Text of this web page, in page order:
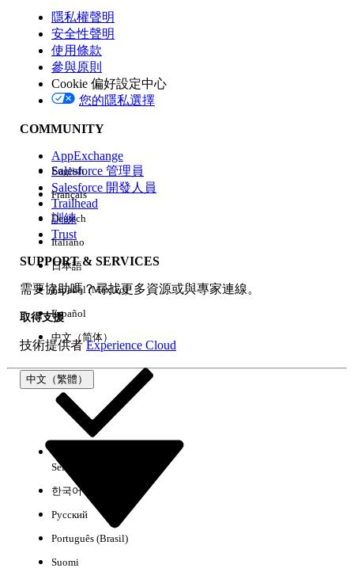
版本
經驗
以下是搜尋小祕訣
隱私權聲明
安全性聲明
使用條款
參與原則
Cookie 偏好設定中心
您的隱私選擇
COMMUNITY
AppExchange
Salesforce 管理員
Salesforce 開發人員
Trailhead
訓練
Trust
SUPPORT & SERVICES
需要協助嗎？尋找更多資源或與專家連線。
取得支援
技術提供者Experience Cloud
中文（繁體）
English
Français
Deutsch
Italiano
日本語
Español (México)
Español
中文（简体）
Select Org
한국어
Русский
Português (Brasil)
Suomi